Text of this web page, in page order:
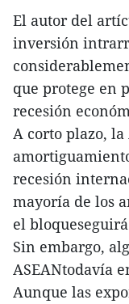
El autor del
inversión
que protege en
recesión
A corto plazo, la
recesión
mayoría de los
el
Sin embargo,
ASEANtodavía
Aunque las